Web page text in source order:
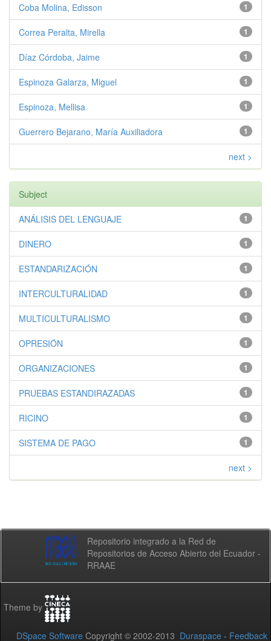
1
Coba Molina, Edisson
1
Correa Peralta, Mirella
1
Díaz Córdoba, Jaime
1
Espinoza Galarza, Miguel
1
Espinoza, Mellisa
1
Guerrero Bejarano, María Auxiliadora
next >
Subject
1
ANÁLISIS DEL LENGUAJE
1
DINERO
1
ESTANDARIZACIÓN
1
INTERCULTURALIDAD
1
MULTICULTURALISMO
1
OPRESIÓN
1
ORGANIZACIONES
1
PRUEBAS ESTANDIRAZADAS
1
RICINO
1
SISTEMA DE PAGO
next >
Repositorio integrado a la Red de
Repositorios de Acceso Abierto del Ecuador -
RRAAE
Theme by
DSpace Software Copyright © 2002-2013 Duraspace - Feedback